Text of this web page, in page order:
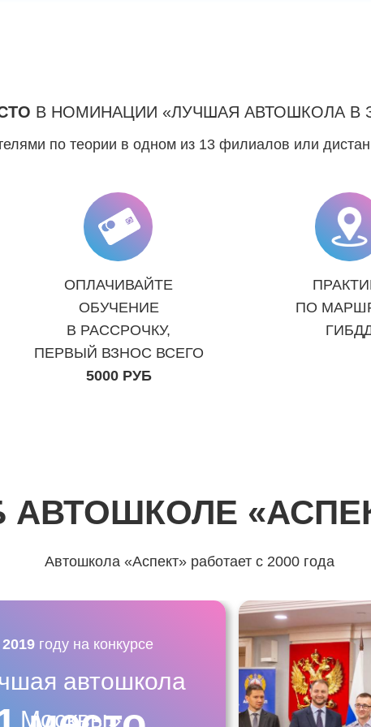
по теории в одном из 13 филиалов или
ПО
ОПЛАЧИВАЙТЕ
ОБУЧЕНИЕ
В РАССРОЧКУ,
ПЕРВЫЙ ВЗНОС ВСЕГО
5000 РУБ
В НОМИНАЦИИ «ЛУЧШАЯ АВТОШКОЛА В
АВТОШКОЛЕ
Автошкола «Аспект» работает с 2000 года
2019году на конкурсе
автошкола
Москвы»